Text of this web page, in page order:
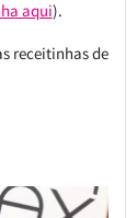
aqui).
receitinhas de